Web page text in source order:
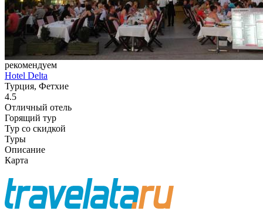
рекомендуем
Hotel Delta
Турция, Фетхие
4.5
Отличный отель
Горящий тур
Тур со скидкой
Туры
Описание
Карта